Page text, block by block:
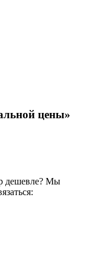
цены»
дешевле? Мы